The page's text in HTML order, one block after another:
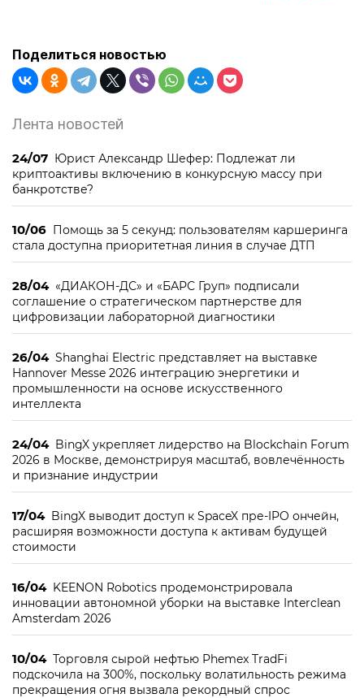
Поделиться новостью
Лента новостей
24/07 Юрист Александр Шефер: Подлежат ли
криптоактивы включению в конкурсную массу при
банкротстве?
10/06 Помощь за 5 секунд: пользователям каршеринга
стала доступна приоритетная линия в случае ДТП
28/04 «ДИАКОН-ДС» и «БАРС Груп» подписали
соглашение о стратегическом партнерстве для
цифровизации лабораторной диагностики
26/04 Shanghai Electric представляет на выставке
Hannover Messe 2026 интеграцию энергетики и
промышленности на основе искусственного
интеллекта
24/04 BingX укрепляет лидерство на Blockchain Forum
2026 в Москве, демонстрируя масштаб, вовлечённость
и признание индустрии
17/04 BingX выводит доступ к SpaceX пре-IPO ончейн,
расширяя возможности доступа к активам будущей
стоимости
16/04 KEENON Robotics продемонстрировала
инновации автономной уборки на выставке Interclean
Amsterdam 2026
10/04 Торговля сырой нефтью Phemex TradFi
подскочила на 300%, поскольку волатильность режима
прекращения огня вызвала рекордный спрос